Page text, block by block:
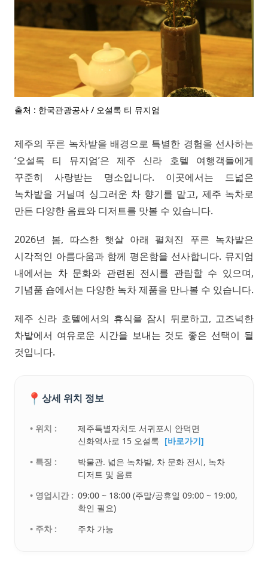
출처 : 한국관광공사 / 오설록 티 뮤지엄
제주의 푸른 녹차밭을 배경으로 특별한 경험을 선사하는
‘오설록 티 뮤지엄’은 제주 신라 호텔 여행객들에게
꾸준히 사랑받는 명소입니다. 이곳에서는 드넓은
녹차밭을 거닐며 싱그러운 차 향기를 맡고, 제주 녹차로
만든 다양한 음료와 디저트를 맛볼 수 있습니다.
2026년 봄, 따스한 햇살 아래 펼쳐진 푸른 녹차밭은
시각적인 아름다움과 함께 평온함을 선사합니다. 뮤지엄
내에서는 차 문화와 관련된 전시를 관람할 수 있으며,
기념품 숍에서는 다양한 녹차 제품을 만나볼 수 있습니다.
제주 신라 호텔에서의 휴식을 잠시 뒤로하고, 고즈넉한
차밭에서 여유로운 시간을 보내는 것도 좋은 선택이 될
것입니다.
📍 상세 위치 정보
• 위치 :
제주특별자치도 서귀포시 안덕면
신화역사로 15 오설록 [바로가기]
• 특징 :
박물관. 넓은 녹차밭, 차 문화 전시, 녹차
디저트 및 음료
• 영업시간 : 09:00 ~ 18:00 (주말/공휴일 09:00 ~ 19:00,
확인 필요)
• 주차 :
주차 가능